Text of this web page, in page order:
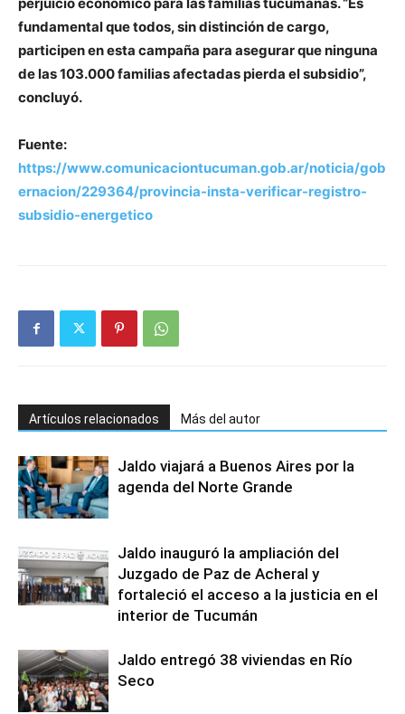
perjuicio económico para las familias tucumanas. “Es
fundamental que todos, sin distinción de cargo,
participen en esta campaña para asegurar que ninguna
de las 103.000 familias afectadas pierda el subsidio”,
concluyó.
Fuente:
https://www.comunicaciontucuman.gob.ar/noticia/gob
ernacion/229364/provincia-insta-verificar-registro-
subsidio-energetico
Artículos relacionados Más del autor
Jaldo viajará a Buenos Aires por la
agenda del Norte Grande
Jaldo inauguró la ampliación del
Juzgado de Paz de Acheral y
fortaleció el acceso a la justicia en el
interior de Tucumán
Jaldo entregó 38 viviendas en Río
Seco